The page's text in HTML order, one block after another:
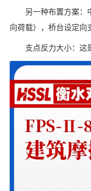
另一种布置方案：
向荷载），桥台设定向
支点反力大小：这